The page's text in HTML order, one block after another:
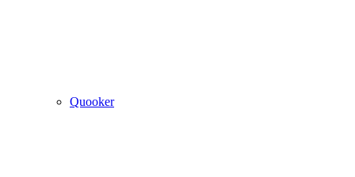
Quooker